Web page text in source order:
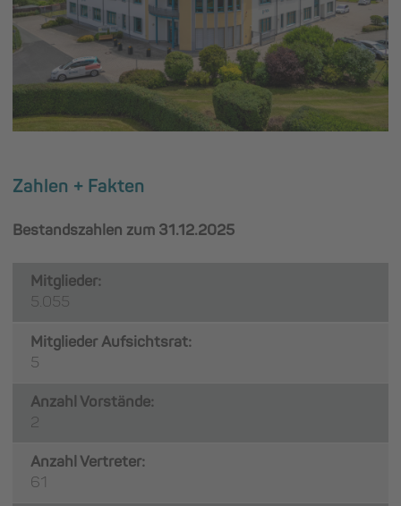
Zahlen + Fakten
Bestandszahlen zum 31.12.2025
Mitglieder:
5.055
Mitglieder Aufsichtsrat:
5
Anzahl Vorstände:
2
Anzahl Vertreter:
61